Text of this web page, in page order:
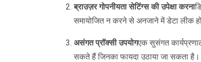
ब्राउज़र गोपनीयता सेटिंग्स की उपेक्षा करना
समायोजित न करने से अनजाने में डेटा लीक
असंगत प्रॉक्सी उपयोगएक सुसंगत
सकते हैं जिनका फायदा उठाया जा सकता है।